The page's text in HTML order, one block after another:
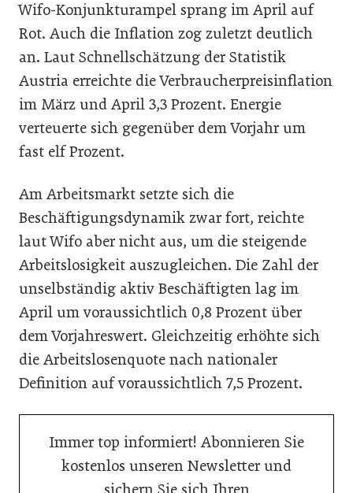
Wifo-Konjunkturampel sprang im April auf
Rot. Auch die Inflation zog zuletzt deutlich
an. Laut Schnellschätzung der Statistik
Austria erreichte die Verbraucherpreisinflation
im März und April 3,3 Prozent. Energie
verteuerte sich gegenüber dem Vorjahr um
fast elf Prozent.
Am Arbeitsmarkt setzte sich die
Beschäftigungsdynamik zwar fort, reichte
laut Wifo aber nicht aus, um die steigende
Arbeitslosigkeit auszugleichen. Die Zahl der
unselbständig aktiv Beschäftigten lag im
April um voraussichtlich 0,8 Prozent über
dem Vorjahreswert. Gleichzeitig erhöhte sich
die Arbeitslosenquote nach nationaler
Definition auf voraussichtlich 7,5 Prozent.
Immer top informiert! Abonnieren Sie
kostenlos unseren Newsletter und